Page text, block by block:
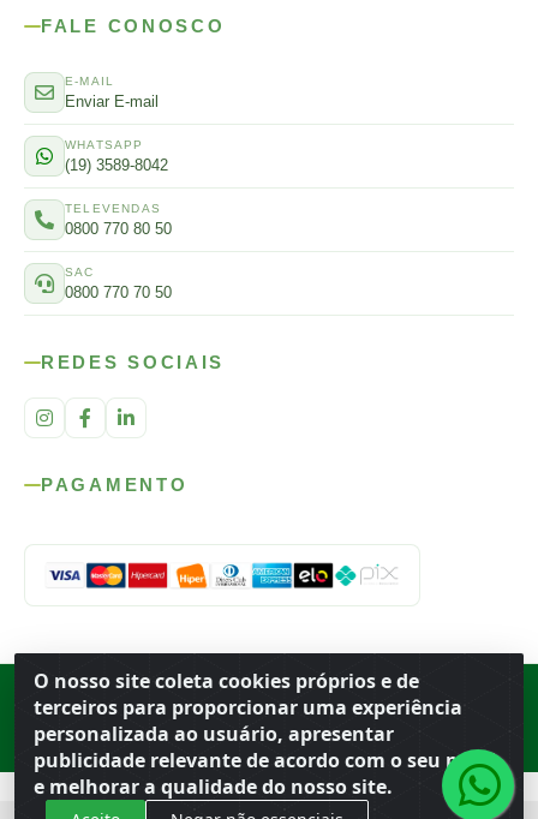
O nosso site coleta cookies próprios e de
terceiros para proporcionar uma experiência
personalizada ao usuário, apresentar
publicidade relevante de acordo com o seu perfil
e melhorar a qualidade do nosso site.
FALE CONOSCO
E-MAIL
Enviar E-mail
WHATSAPP
(19) 3589-8042
TELEVENDAS
0800 770 80 50
SAC
0800 770 70 50
REDES SOCIAIS
PAGAMENTO
Rod. SP-215, s/n, km 98 — Área Rural Porto Ferreira ·BR
· CEP
· CNPJ 56.679.863/0001-91
© 2026 Atacado Ideal